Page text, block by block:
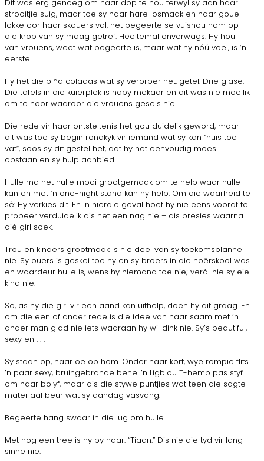
Dit was erg genoeg om haar dop te hou terwyl sy aan haar
strooitjie suig, maar toe sy haar hare losmaak en haar goue
lokke oor haar skouers val, het begeerte se vuishou hom op
die krop van sy maag getref. Heeltemal onverwags. Hy hou
van vrouens, weet wat begeerte is, maar wat hy nóú voel, is ’n
eerste.
Hy het die piña coladas wat sy verorber het, getel. Drie glase.
Die tafels in die kuierplek is naby mekaar en dit was nie moeilik
om te hoor waaroor die vrouens gesels nie.
Die rede vir haar ontsteltenis het gou duidelik geword, maar
dit was toe sy begin rondkyk vir iemand wat sy kan “huis toe
vat”, soos sy dit gestel het, dat hy net eenvoudig moes
opstaan en sy hulp aanbied.
Hulle ma het hulle mooi grootgemaak om te help waar hulle
kan en met ’n one-night stand kán hy help. Om die waarheid te
sê: Hy verkies dit. En in hierdie geval hoef hy nie eens vooraf te
probeer verduidelik dis net een nag nie – dis presies waarna
dié girl soek.
Trou en kinders grootmaak is nie deel van sy toekomsplanne
nie. Sy ouers is geskei toe hy en sy broers in die hoërskool was
en waardeur hulle is, wens hy niemand toe nie; verál nie sy eie
kind nie.
So, as hy die girl vir een aand kan uithelp, doen hy dit graag. En
om die een of ander rede is die idee van haar saam met ’n
ander man glad nie iets waaraan hy wil dink nie. Sy’s beautiful,
sexy en . . .
Sy staan op, haar oë op hom. Onder haar kort, wye rompie flits
’n paar sexy, bruingebrande bene. ’n Ligblou T-hemp pas styf
om haar bolyf, maar dis die stywe puntjies wat teen die sagte
materiaal beur wat sy aandag vasvang.
Begeerte hang swaar in die lug om hulle.
Met nog een tree is hy by haar. “Tiaan.” Dis nie die tyd vir lang
sinne nie.